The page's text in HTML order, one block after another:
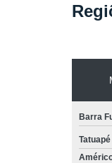
Barra
Tatuapé